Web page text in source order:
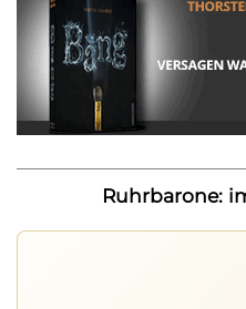
Ruhrbarone: